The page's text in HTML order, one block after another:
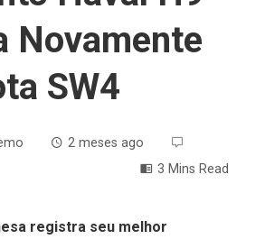
Novamente
SW4
2 meses ago
3 Mins Read
registra seu melhor